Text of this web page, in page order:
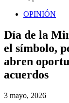
OPINIÓN
Día de la
el símbolo,
abren
acuerdos
3 mayo, 2026